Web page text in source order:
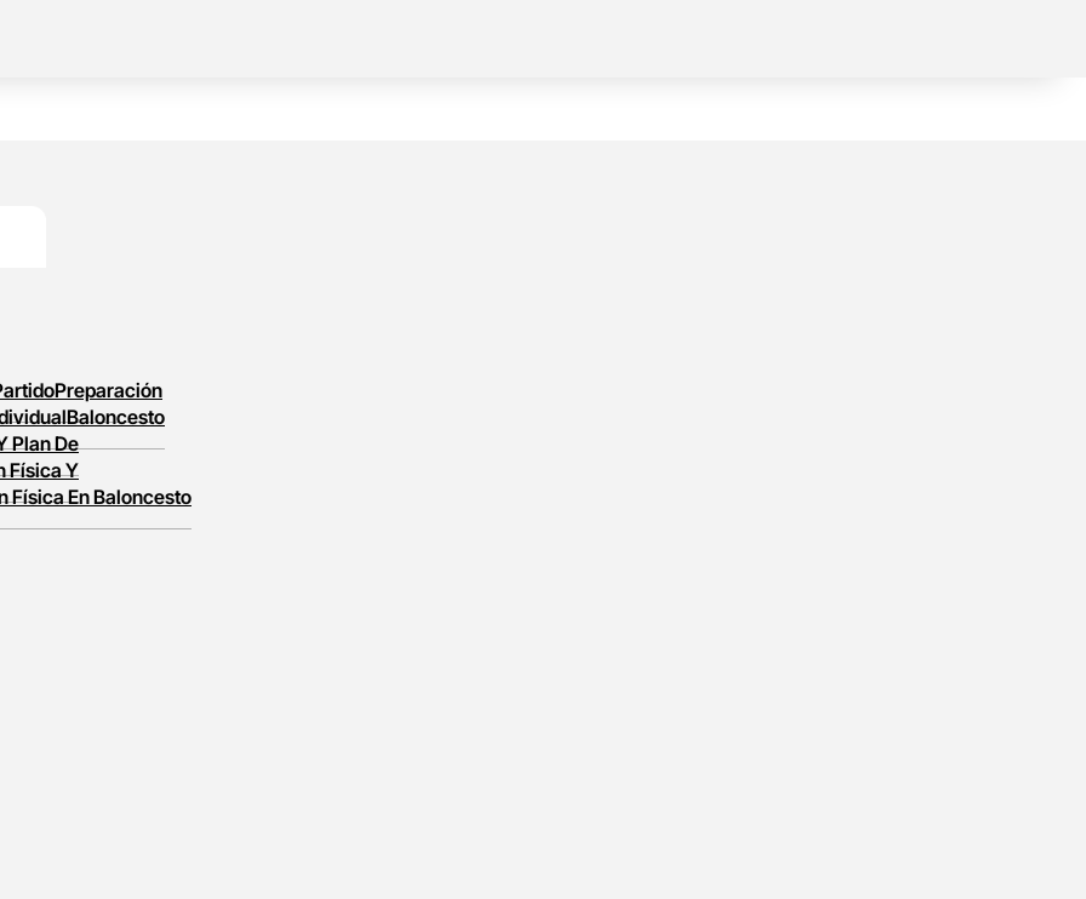
Preparación
Baloncesto
Plan De
Física Y
Física En Baloncesto